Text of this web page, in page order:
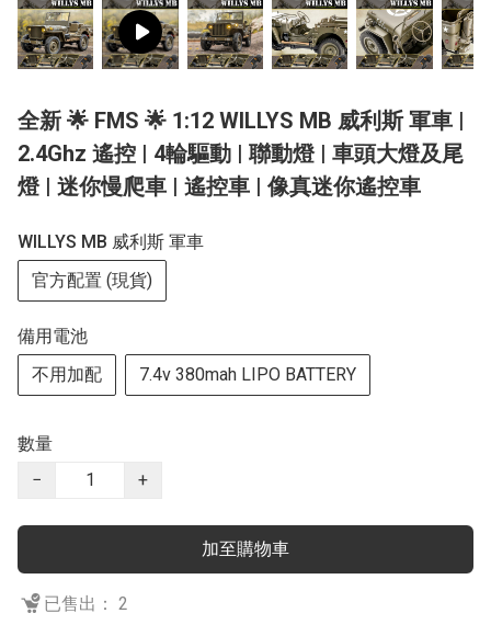
全新 🌟 FMS 🌟 1:12 WILLYS MB 威利斯 軍車 |
2.4Ghz 遙控 | 4輪驅動 | 聯動燈 | 車頭大燈及尾
燈 | 迷你慢爬車 | 遙控車 | 像真迷你遙控車
WILLYS MB 威利斯 軍車
官方配置 (現貨)
備用電池
不用加配
7.4v 380mah LIPO BATTERY
數量
−
+
加至購物車
已售出： 2